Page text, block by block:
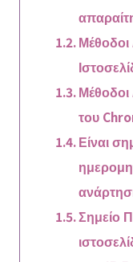
του
Είναι
Σημείο